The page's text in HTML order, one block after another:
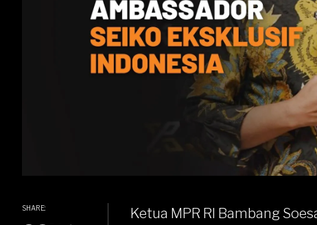
SHARE: Ketua MPR RI Bambang